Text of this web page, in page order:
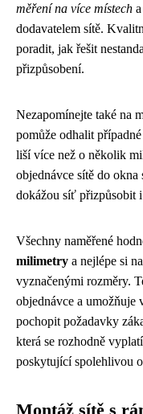
měření na více místech
dodavatelem sítě.
poradit, jak řešit
přizpůsobení.
Nezapomínejte také na
pomůže odhalit
liší více než o několik
objednávce sítě do
dokážou síť přizpůsobit
Všechny naměřené
milimetry a nejlépe si
vyznačenými rozměry.
objednávce a umožňuje
pochopit požadavky
která se rozhodně
poskytující spolehlivou
Montáž sítě s